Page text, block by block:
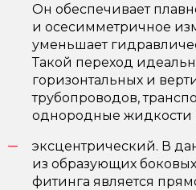
Он обеспечивает
и осесимметричное
уменьшает
Такой переход
горизонтальных и
трубопроводов,
однородные жидкости
эксцентрический. В
из образующих
фитинга является